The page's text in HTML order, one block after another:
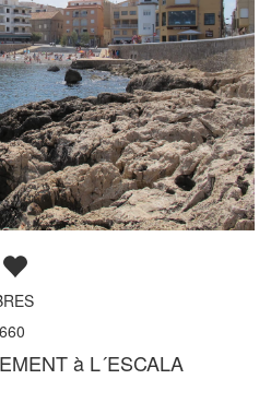
à L´ESCALA